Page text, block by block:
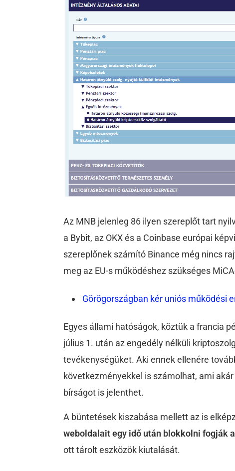
Az MNB jelenleg 86 ilyen szereplőt tart
a Bybit, az OKX és a Coinbase európai
szereplőnek számító Binance még nincs
meg az EU-s működéshez szükséges
Görögországban kér uniós működési
Egyes állami hatóságok, köztük a francia
július 1. után az engedély nélküli
tevékenységüket. Aki ennek ellenére
következményekkel is számolhat, ami
bírságot is jelenthet.
A büntetések kiszabása mellett az is
weboldalait egy idő után blokkolni fogják
ott tárolt eszközök kiutalását.